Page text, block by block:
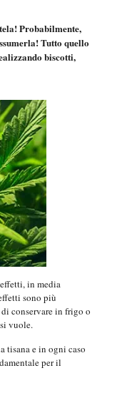
Probabilmente,
Tutto quello
biscotti,
in media
sono più
conservare in frigo o
vuole.
tisana e in ogni caso
per il